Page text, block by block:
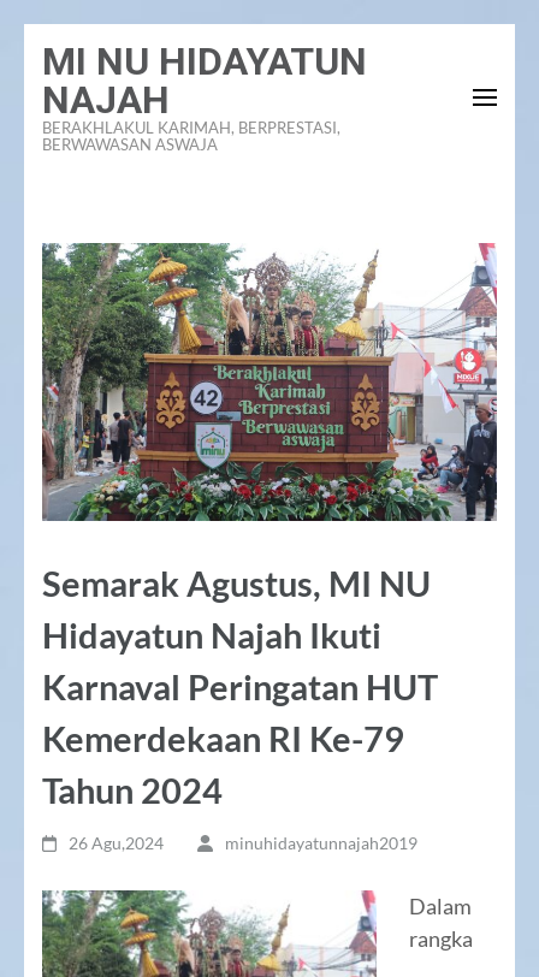
MI NU HIDAYATUN
NAJAH
BERAKHLAKUL KARIMAH, BERPRESTASI,
BERWAWASAN ASWAJA
Semarak Agustus, MI NU
Hidayatun Najah Ikuti
Karnaval Peringatan HUT
Kemerdekaan RI Ke-79
Tahun 2024
26 Agu,2024 minuhidayatunnajah2019
Dalam
rangka